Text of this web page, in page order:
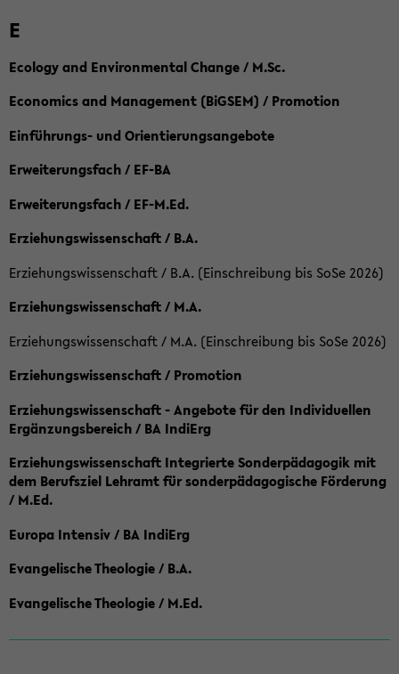
E
Ecology and Environmental Change / M.Sc.
Economics and Management (BiGSEM) / Promotion
Einführungs- und Orientierungsangebote
Erweiterungsfach / EF-BA
Erweiterungsfach / EF-M.Ed.
Erziehungswissenschaft / B.A.
Erziehungswissenschaft / B.A. (Einschreibung bis SoSe 2026)
Erziehungswissenschaft / M.A.
Erziehungswissenschaft / M.A. (Einschreibung bis SoSe 2026)
Erziehungswissenschaft / Promotion
Erziehungswissenschaft - Angebote für den Individuellen
Ergänzungsbereich / BA IndiErg
Erziehungswissenschaft Integrierte Sonderpädagogik mit
dem Berufsziel Lehramt für sonderpädagogische Förderung
/ M.Ed.
Europa Intensiv / BA IndiErg
Evangelische Theologie / B.A.
Evangelische Theologie / M.Ed.